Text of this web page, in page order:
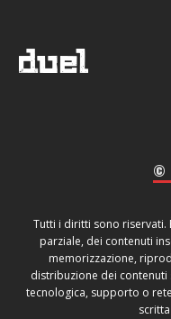
©
Tutti i diritti sono riservati.
parziale, dei contenuti
memorizzazione,
distribuzione dei
tecnologica, supporto o